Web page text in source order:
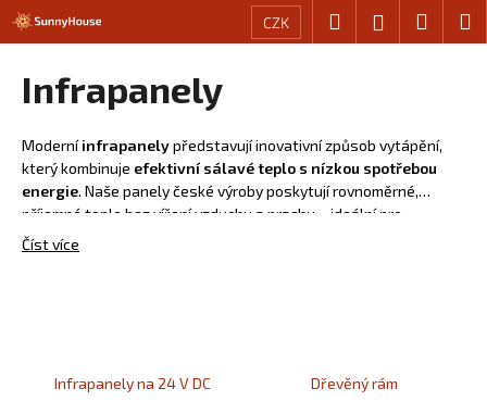
Přejít
na
obsah
CZK HledatPřihlášení
Infrapanely
Moderníinfrapanelypředstavují inovativní způsob vytápění,
který kombinuje efektivní sálavé teplo s nízkou spotřebou
energie. Naše panely české výroby poskytují rovnoměrné,
příjemné teplo bez víření vzduchu a prachu – ideální pro
domácnosti, kanceláře i komerční prostory. Díky možnosti volby
Číst více
Infrapanely na 24 V DC Dřevěný rám
K
o
o
p
o
t
ř